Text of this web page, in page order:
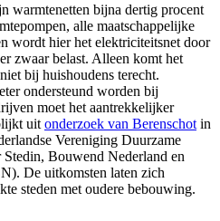
warmtenetten bijna dertig procent
alle maatschappelijke
wordt hier het elektriciteitsnet door
zwaar belast. Alleen komt het
bij huishoudens terecht.
ondersteund worden bij
moet het aantrekkelijker
uit onderzoek van Berenschot in
Vereniging Duurzame
Bouwend Nederland en
De uitkomsten laten zich
steden met oudere bebouwing.